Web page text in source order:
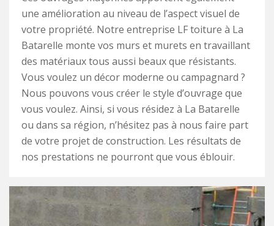
une amélioration au niveau de l’aspect visuel de
votre propriété. Notre entreprise LF toiture à La
Batarelle monte vos murs et murets en travaillant
des matériaux tous aussi beaux que résistants.
Vous voulez un décor moderne ou campagnard ?
Nous pouvons vous créer le style d’ouvrage que
vous voulez. Ainsi, si vous résidez à La Batarelle
ou dans sa région, n’hésitez pas à nous faire part
de votre projet de construction. Les résultats de
nos prestations ne pourront que vous éblouir.